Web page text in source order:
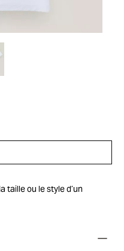
taille ou le style d’un